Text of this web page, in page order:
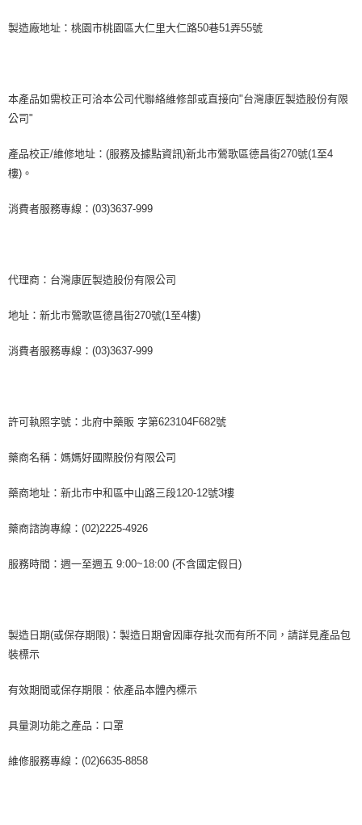
製造廠地址：桃園市桃園區大仁里大仁路50巷51弄55號
本產品如需校正可洽本公司代聯絡維修部或直接向"台灣康匠製造股份有限
公司"
產品校正/維修地址：(服務及據點資訊)新北市鶯歌區德昌街270號(1至4
樓)。
消費者服務專線：(03)3637-999
代理商：台灣康匠製造股份有限公司
地址：新北市鶯歌區德昌街270號(1至4樓)
消費者服務專線：(03)3637-999
許可執照字號：北府中藥販 字第623104F682號
藥商名稱：媽媽好國際股份有限公司
藥商地址：新北市中和區中山路三段120-12號3樓
藥商諮詢專線：(02)2225-4926
服務時間：週一至週五 9:00~18:00 (不含國定假日)
製造日期(或保存期限)：製造日期會因庫存批次而有所不同，請詳見產品包
裝標示
有效期間或保存期限：依產品本體內標示
具量測功能之產品：口罩
維修服務專線：(02)6635-8858